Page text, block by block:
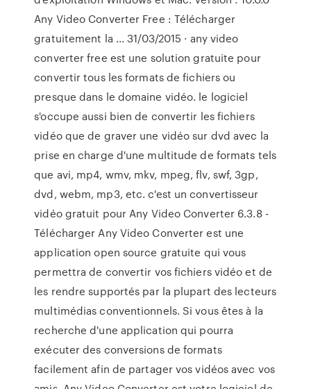
Any Video Converter Free : Télécharger
gratuitement la ... 31/03/2015 · any video
converter free est une solution gratuite pour
convertir tous les formats de fichiers ou
presque dans le domaine vidéo. le logiciel
s'occupe aussi bien de convertir les fichiers
vidéo que de graver une vidéo sur dvd avec la
prise en charge d'une multitude de formats tels
que avi, mp4, wmv, mkv, mpeg, flv, swf, 3gp,
dvd, webm, mp3, etc. c'est un convertisseur
vidéo gratuit pour Any Video Converter 6.3.8 -
Télécharger Any Video Converter est une
application open source gratuite qui vous
permettra de convertir vos fichiers vidéo et de
les rendre supportés par la plupart des lecteurs
multimédias conventionnels. Si vous êtes à la
recherche d'une application qui pourra
exécuter des conversions de formats
facilement afin de partager vos vidéos avec vos